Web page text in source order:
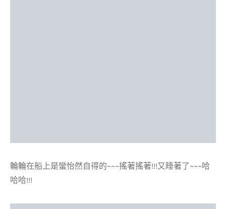
輪輪在船上是蠻怡然自得的~~~搖著搖著!!!又睡著了~~~哈
哈哈!!!